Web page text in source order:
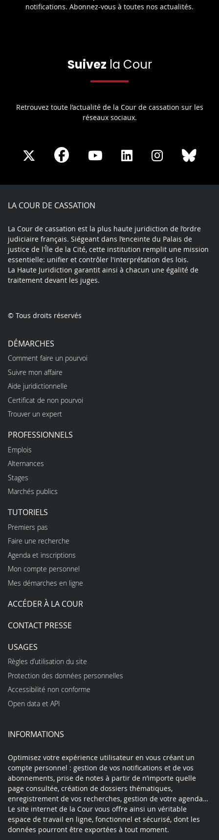
notifications. Abonnez-vous à toutes nos actualités.
Suivez la Cour
Retrouvez toute l’actualité de la Cour de cassation sur les
réseaux sociaux.
Share
X
Share
Facebook
Share
Youtube
Share
LinkedIn
Share
Instagram
LA COUR DE CASSATION
La Cour de cassation est la plus haute juridiction de l’ordre
judiciaire français. Siégeant dans l’enceinte du Palais de
justice de l'Île de la Cité, cette institution remplit une mission
essentielle: unifier et contrôler l'interprétation des lois.
La Haute Juridiction garantit ainsi à chacun une égalité de
traitement devant les juges.
© Tous droits réservés
DÉMARCHES
Comment faire un pourvoi
Suivre mon affaire
Aide juridictionnelle
Certificat de non pourvoi
Trouver un expert
PROFESSIONNELS
Emplois
Alternances
Stages
Marchés publics
TUTORIELS
Premiers pas
Faire une recherche
Agenda et inscriptions
Mon compte personnel
Mes démarches en ligne
ACCÉDER À LA COUR
CONTACT PRESSE
USAGES
Règles d’utilisation du site
Protection des données personnelles
Accessibilité non conforme
Open data et API
INFORMATIONS
Optimisez votre expérience utilisateur en vous créant un
compte personnel : gestion de vos notifications et de vos
abonnements, prise de notes à partir de n’importe quelle
page consultée, création de dossiers thématiques,
enregistrement de vos recherches, gestion de votre agenda…
Le site internet de la Cour vous offre ainsi un véritable
espace de travail en ligne, fonctionnel et sécurisé, dont les
données pourront être exportées à tout moment.